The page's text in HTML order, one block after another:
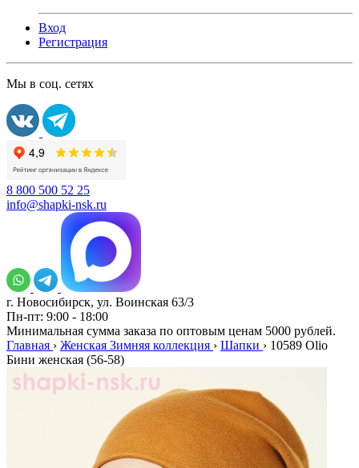
Вход
Регистрация
Мы в соц. сетях
8 800 500 52 25
info@shapki-nsk.ru
г. Новосибирск, ул. Воинская 63/3
Пн-пт: 9:00 - 18:00
Минимальная сумма заказа по оптовым ценам 5000 рублей.
Главная › Женская Зимняя коллекция › Шапки › 10589 Olio
Бини женская (56-58)